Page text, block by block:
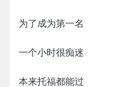
为了成为第一名
一个小时很痴迷
本来托福都能过